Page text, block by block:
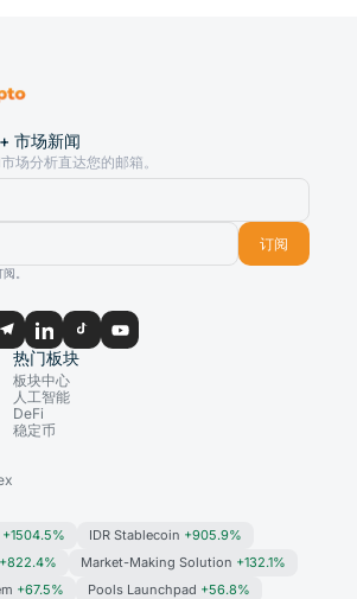
市场新闻
场分析直达您的邮箱。
订阅
。
热门板块
板块中心
人工智能
DeFi
稳定币
+1504.5% IDR Stablecoin +905.9%
+822.4% Market-Making Solution +132.1%
+67.5% Pools Launchpad +56.8%